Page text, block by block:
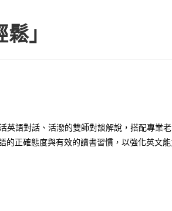
」
語對話、活潑的雙師對談解說，搭配專業
正確態度與有效的讀書習慣，以強化英文能